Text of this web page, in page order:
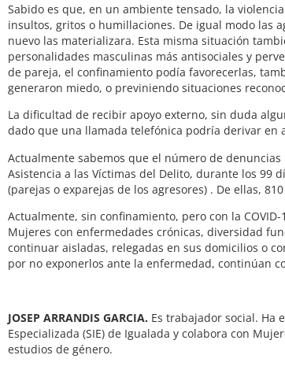
Sabido es que, en un ambiente tensado, la
insultos, gritos o humillaciones. De igual modo las
nuevo las materializara. Esta misma situación
personalidades masculinas más antisociales y
de pareja, el confinamiento podía favorecerlas,
generaron miedo, o previniendo situaciones
La dificultad de recibir apoyo externo, sin duda
dado que una llamada telefónica podría derivar en
Actualmente sabemos que el número de
Asistencia a las Víctimas del Delito, durante los 99
(parejas o exparejas de los agresores) . De ellas,
Actualmente, sin confinamiento, pero con la
Mujeres con enfermedades crónicas, diversidad
continuar aisladas, relegadas en sus domicilios o
por no exponerlos ante la enfermedad, continúan
JOSEP ARRANDIS GARCIA. Es trabajador social. Ha
Especializada (SIE) de Igualada y colabora con
estudios de género.